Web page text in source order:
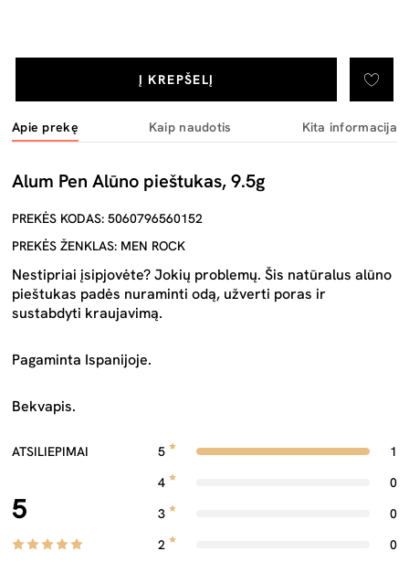
Į KREPŠELĮ
Apie prekę Kaip naudotis Kita informacija
Alum Pen Alūno pieštukas, 9.5g
PREKĖS KODAS: 5060796560152
PREKĖS ŽENKLAS: MEN ROCK
Nestipriai įsipjovėte? Jokių problemų. Šis natūralus alūno
pieštukas padės nuraminti odą, užverti poras ir
sustabdyti kraujavimą.
Pagaminta Ispanijoje.
Bekvapis.
ATSILIEPIMAI
5
5
1
4
0
3
0
2
0